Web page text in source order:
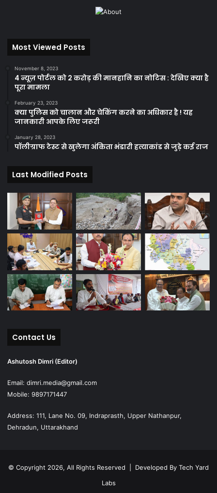
Most Viewed Posts
November 8, 2023
4 न्यूज़ पोर्टल को 2 करोड़ की मानहानि का नोटिस : देखिए क्या है
पूरा मामला
February 23, 2023
क्या पुलिस को चालान और चेकिंग करने का अधिकार है ! यह
जानकारी आपके लिए जरूरी
January 28, 2023
पॉलीग्राफ टेस्ट से खुलेगा अंकिता भंडारी हत्याकांड से जुड़े कई राज
Last Modified Posts
Contact Us
Ashutosh Dimri (Editor)
Email: dimri.media@gmail.com
Mobile: 9897171447
Address: 111, Lane No. 09, Indraprasth, Upper Nathanpur,
Dehradun, Uttarakhand
© Copyright 2026, All Rights Reserved | Developed By Tech Yard
Labs